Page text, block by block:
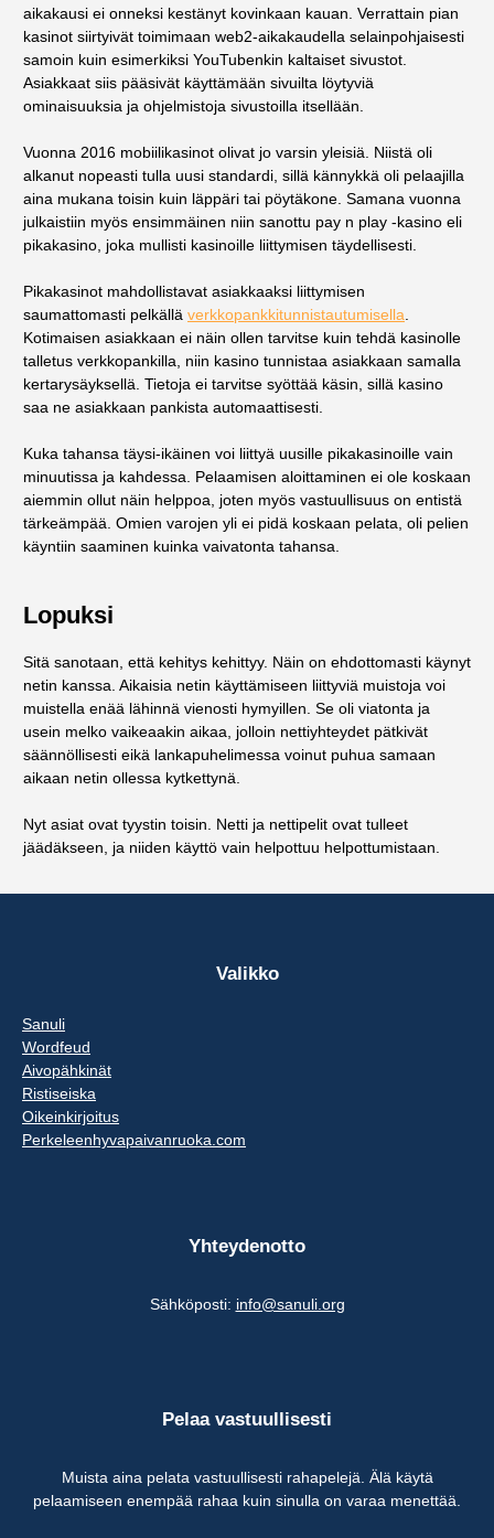
aikakausi ei onneksi kestänyt kovinkaan kauan. Verrattain pian
kasinot siirtyivät toimimaan web2-aikakaudella selainpohjaisesti
samoin kuin esimerkiksi YouTubenkin kaltaiset sivustot.
Asiakkaat siis pääsivät käyttämään sivuilta löytyviä
ominaisuuksia ja ohjelmistoja sivustoilla itsellään.
Vuonna 2016 mobiilikasinot olivat jo varsin yleisiä. Niistä oli
alkanut nopeasti tulla uusi standardi, sillä kännykkä oli pelaajilla
aina mukana toisin kuin läppäri tai pöytäkone. Samana vuonna
julkaistiin myös ensimmäinen niin sanottu pay n play -kasino eli
pikakasino, joka mullisti kasinoille liittymisen täydellisesti.
Pikakasinot mahdollistavat asiakkaaksi liittymisen
saumattomasti pelkällä verkkopankkitunnistautumisella
Kotimaisen asiakkaan ei näin ollen tarvitse kuin tehdä kasinolle
talletus verkkopankilla, niin kasino tunnistaa asiakkaan samalla
kertarysäyksellä. Tietoja ei tarvitse syöttää käsin, sillä kasino
saa ne asiakkaan pankista automaattisesti.
Kuka tahansa täysi-ikäinen voi liittyä uusille pikakasinoille vain
minuutissa ja kahdessa. Pelaamisen aloittaminen ei ole koskaan
aiemmin ollut näin helppoa, joten myös vastuullisuus on entistä
tärkeämpää. Omien varojen yli ei pidä koskaan pelata, oli pelien
käyntiin saaminen kuinka vaivatonta tahansa.
Lopuksi
Sitä sanotaan, että kehitys kehittyy. Näin on ehdottomasti käynyt
netin kanssa. Aikaisia netin käyttämiseen liittyviä muistoja voi
muistella enää lähinnä vienosti hymyillen. Se oli viatonta ja
usein melko vaikeaakin aikaa, jolloin nettiyhteydet pätkivät
säännöllisesti eikä lankapuhelimessa voinut puhua samaan
aikaan netin ollessa kytkettynä.
Nyt asiat ovat tyystin toisin. Netti ja nettipelit ovat tulleet
jäädäkseen, ja niiden käyttö vain helpottuu helpottumistaan.
Valikko
Sanuli
Wordfeud
Aivopähkinät
Ristiseiska
Oikeinkirjoitus
Perkeleenhyvapaivanruoka.com
Yhteydenotto
Sähköposti: info@sanuli.org
Pelaa vastuullisesti
Muista aina pelata vastuullisesti rahapelejä. Älä käytä
pelaamiseen enempää rahaa kuin sinulla on varaa menettää.